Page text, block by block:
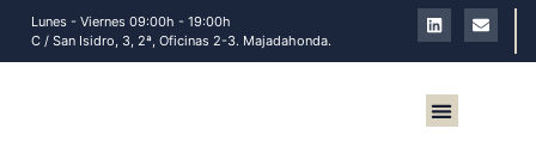
Lunes - Viernes 09:00h - 19:00h
C / San Isidro, 3, 2ª, Oficinas 2-3. Majadahonda.